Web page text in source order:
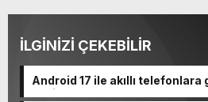
İLGİNİZİ ÇEKEBİLİR
Android 17 ile akıllı
belli oldu